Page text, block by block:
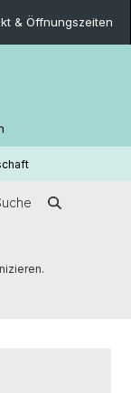
& Öffnungszeiten